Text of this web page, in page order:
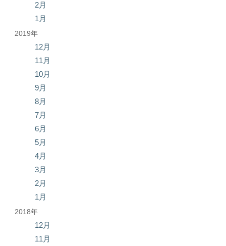
2月
1月
2019年
12月
11月
10月
9月
8月
7月
6月
5月
4月
3月
2月
1月
2018年
12月
11月